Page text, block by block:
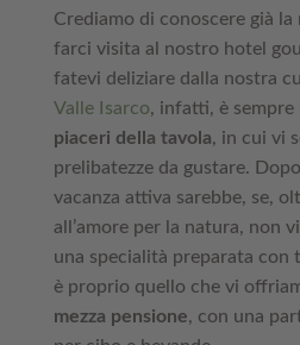
Crediamo di conoscere già la
farci visita al nostro hotel
fatevi deliziare dalla nostra
Valle Isarco, infatti, è sempre
piaceri della tavola, in cui vi
prelibatezze da gustare.
vacanza attiva sarebbe, se,
all’amore per la natura, non
una specialità preparata con
è proprio quello che vi
mezza pensione, con una